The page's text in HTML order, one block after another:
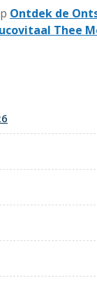
Ontdek de
Thee